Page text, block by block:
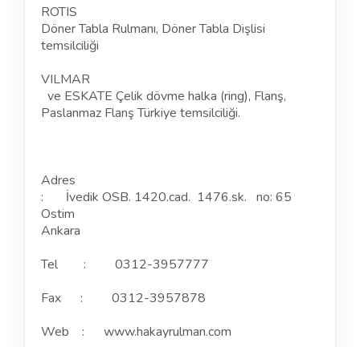
ROTIS
Döner Tabla Rulmanı, Döner Tabla Dişlisi
temsilciliği
VILMAR
ve ESKATE Çelik dövme halka (ring), Flanş,
Paslanmaz Flanş Türkiye temsilciliği.
Adres
: İvedik OSB. 1420.cad. 1476.sk. no: 65
Ostim
Ankara
Tel : 0312-3957777
Fax : 0312-3957878
Web : www.hakayrulman.com